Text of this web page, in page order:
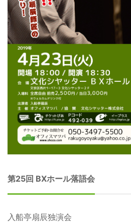
第25回 BXホール落語会
入船亭扇辰独演会